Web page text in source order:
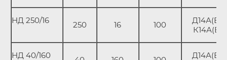
НД 250/16 250 16 100
Д14А(В);
К14А(В)
НД 40/160
Д14А(В);